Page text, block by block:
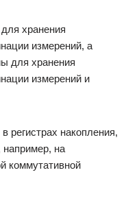
хранения
измерений, а
для хранения
измерений и
регистрах накопления,
на
коммутативной